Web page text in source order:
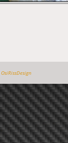
OsiRissDesign